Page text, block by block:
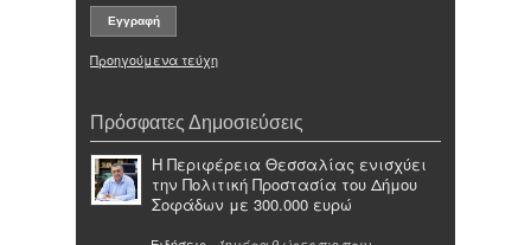
Προηγούμενα τεύχη
Πρόσφατες Δημοσιεύσεις
Η Περιφέρεια Θεσσαλίας ενισχύει
την Πολιτική Προστασία του Δήμου
Σοφάδων με 300.000 ευρώ